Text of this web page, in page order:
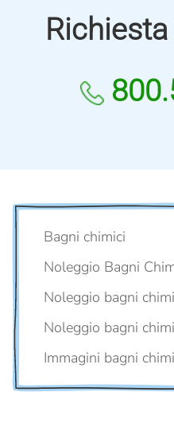
Bagni chimici
Noleggio Bagni
Noleggio bagni
Noleggio bagni
Immagini bagni